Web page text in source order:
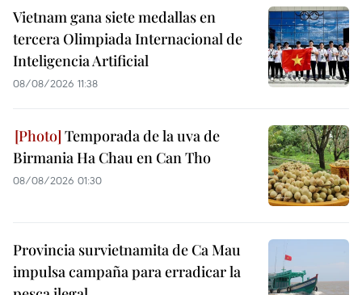
Vietnam gana siete medallas en
tercera Olimpiada Internacional de
Inteligencia Artificial
08/08/2026 11:38
Temporada de la uva de
Birmania Ha Chau en Can Tho
08/08/2026 01:30
Provincia survietnamita de Ca Mau
impulsa campaña para erradicar la